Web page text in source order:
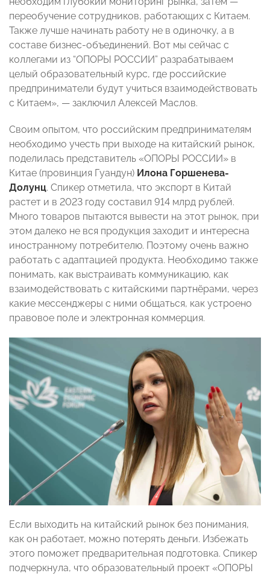
переобучение сотрудников, работающих с Китаем.
Также лучше начинать работу не в одиночку, а в
составе бизнес-объединений. Вот мы сейчас с
коллегами из “ОПОРЫ РОССИИ” разрабатываем
целый образовательный курс, где российские
предприниматели будут учиться взаимодействовать
с Китаем», — заключил Алексей Маслов.
Своим опытом, что российским предпринимателям
необходимо учесть при выходе на китайский рынок,
поделилась представитель «ОПОРЫ РОССИИ» в
Китае (провинция Гуандун) Илона Горшенева-
Долунц. Спикер отметила, что экспорт в Китай
растет и в 2023 году составил 914 млрд рублей.
Много товаров пытаются вывести на этот рынок, при
этом далеко не вся продукция заходит и интересна
иностранному потребителю. Поэтому очень важно
работать с адаптацией продукта. Необходимо также
понимать, как выстраивать коммуникацию, как
взаимодействовать с китайскими партнёрами, через
какие мессенджеры с ними общаться, как устроено
правовое поле и электронная коммерция.
Если выходить на китайский рынок без понимания,
как он работает, можно потерять деньги. Избежать
этого поможет предварительная подготовка. Спикер
подчеркнула, что образовательный проект «ОПОРЫ